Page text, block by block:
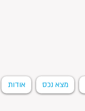
מצא נכס אודות